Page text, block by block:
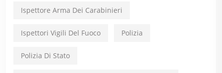
Ispettore Arma Dei Carabinieri
Ispettori Vigili Del Fuoco Polizia
Polizia Di Stato